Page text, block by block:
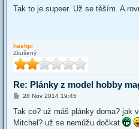
s
t
Tak to je supeer. Už se těším. A
hashpi
Zkušený
Re: Plánky z model hobby
P
s
28 Nov 2014 19:45
Tak co? už máš plánky doma? jak
Mitchel? už se nemůžu dočkat